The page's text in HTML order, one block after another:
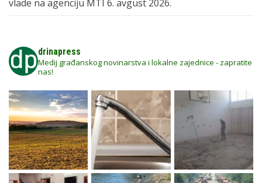
vlade na agenciju MTI 6. avgust 2026.
drinapress
Medij građanskog novinarstva i lokalne zajednice - zapratite
nas!